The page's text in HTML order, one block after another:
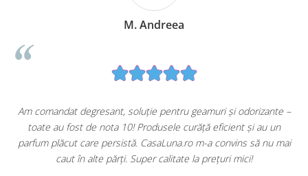
M. Andreea
Am comandat degresant, soluție pentru geamuri și odorizante –
toate au fost de nota 10! Produsele curăță eficient și au un
parfum plăcut care persistă. CasaLuna.ro m-a convins să nu mai
caut în alte părți. Super calitate la prețuri mici!